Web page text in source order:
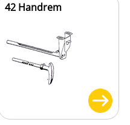
42 Handrem